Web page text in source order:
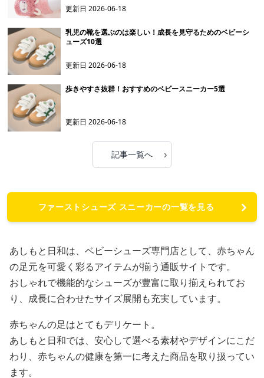
更新日2026-06-18
乳児の靴を選ぶのは楽しい！成長を見守るためのベビーシ
ューズ10選
更新日2026-06-18
歩きやすさ抜群！おすすめのベビースニーカー5選
更新日2026-06-18
記事一覧へ ›
ファーストシューズ スニーカーの一覧を見る
あしもと日和は、ベビーシューズ専門店として、赤ちゃん
の足元を可愛く彩るアイテムが揃う通販サイトです。
おしゃれで機能的なシューズが豊富に取り揃えられてお
り、成長に合わせたサイズ展開も充実しています。
赤ちゃんの足はとてもデリケート。
あしもと日和では、安心して選べる素材やデザインにこだ
わり、赤ちゃんの健康を第一に考えた商品を取り扱ってい
ます。